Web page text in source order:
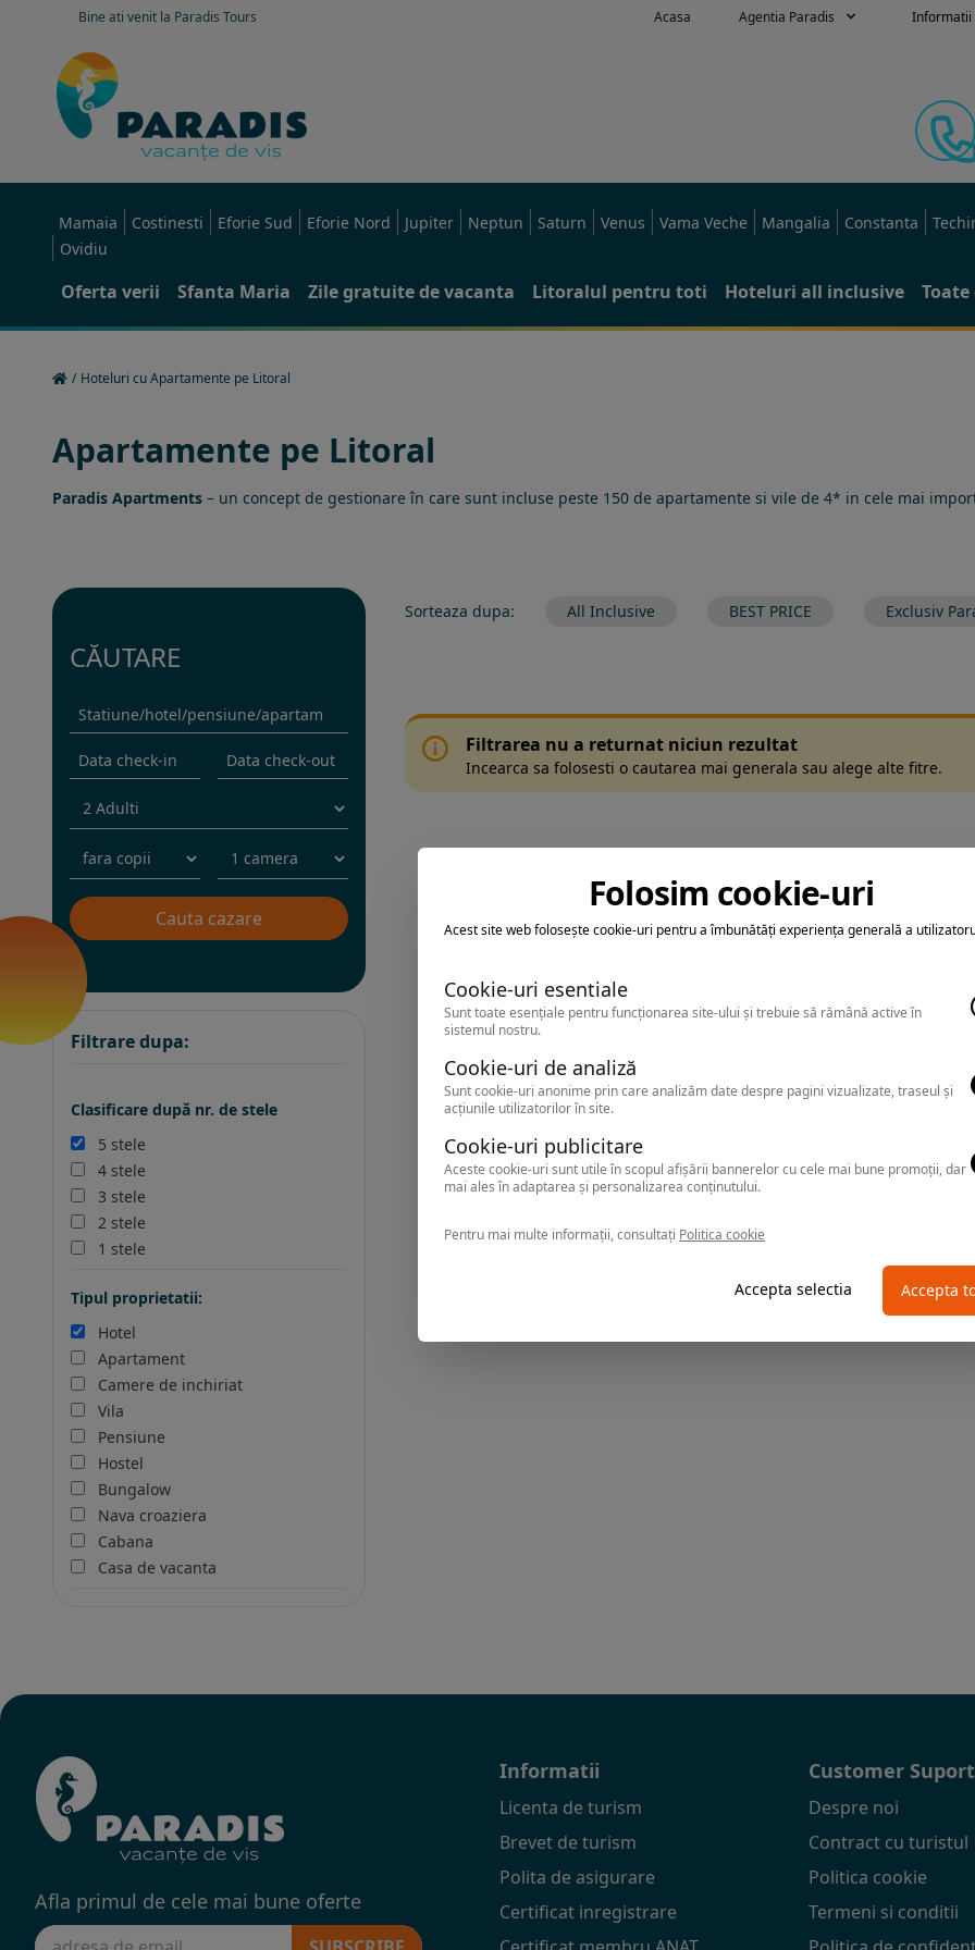
Bine ati venit la Paradis Tours Acasa Agentia Paradis Informatii
Mamaia Costinesti Eforie Sud Eforie Nord Jupiter Neptun Saturn Venus Vama Veche Mangalia Constanta
Ovidiu
Oferta verii Sfanta Maria Zile gratuite de vacanta Litoralul pentru toti Hoteluri all inclusive
/ Hoteluri cu Apartamente pe Litoral
Apartamente pe Litoral
Paradis Apartments – un concept de gestionare în care sunt incluse peste 150 de apartamente si vile de 4* in cele mai
CĂUTARE
Filtrare dupa:
Clasificare după nr. de stele
5 stele
4 stele
3 stele
2 stele
1 stele
Tipul proprietatii:
Hotel
Apartament
Camere de inchiriat
Vila
Pensiune
Hostel
Bungalow
Nava croaziera
Cabana
Casa de vacanta
Sorteaza dupa: All Inclusive BEST PRICE Exclusiv
Filtrarea nu a returnat niciun rezultat
Incearca sa folosesti o cautarea mai generala sau alege alte fitre.
Afla primul de cele mai bune oferte
Informatii
Licenta de turism
Brevet de turism
Polita de asigurare
Certificat inregistrare
Customer Suport
Despre noi
Contract cu turistul
Politica cookie
Termeni si conditii
Folosim cookie-uri
Acest site web folosește cookie-uri pentru a îmbunătăți experiența generală a
Cookie-uri esentiale
Sunt toate esențiale pentru funcționarea site-ului și trebuie să rămână active în
sistemul nostru.
Cookie-uri de analiză
Sunt cookie-uri anonime prin care analizăm date despre pagini vizualizate, traseul și
acțiunile utilizatorilor în site.
Cookie-uri publicitare
Aceste cookie-uri sunt utile în scopul afișării bannerelor cu cele mai bune promoții, dar
mai ales în adaptarea și personalizarea conținutului.
Pentru mai multe informații, consultați Politica cookie
Accepta selectia Accepta